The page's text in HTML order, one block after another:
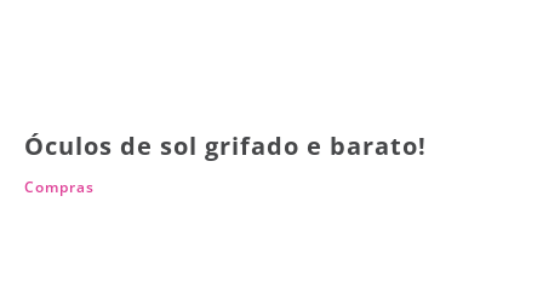
Óculos de sol grifado e barato!
Compras